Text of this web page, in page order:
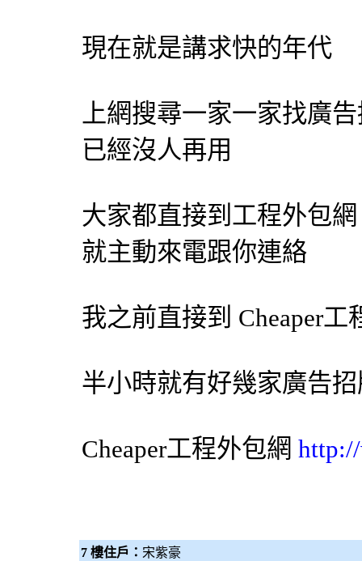
現在就是講求快的年代
上網搜尋一家一家找廣
已經沒人再用
大家都直接到工程外包網
就主動來電跟你連絡
我之前直接到 Cheaper工
半小時就有好幾家廣告
Cheaper工程外包網
7 樓住戶： 宋紫豪